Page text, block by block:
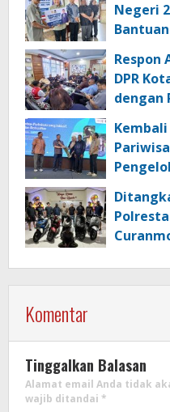
Negeri
Bantuan
Respon
DPR
dengan
Komentar
Tinggalkan Balasan
Alamat email Anda tidak
wajib ditandai *